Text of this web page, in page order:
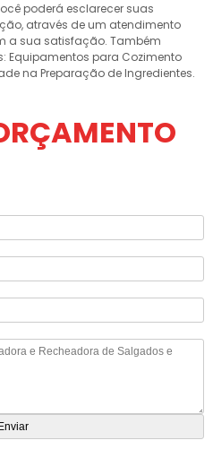
poderá esclarecer suas
através de um atendimento
a sua satisfação. Também
Equipamentos para Cozimento
na Preparação de Ingredientes.